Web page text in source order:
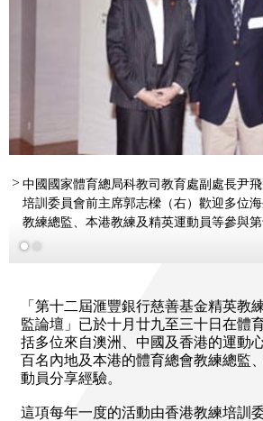
中國國家體育總局科教司教育處副處長尹
培訓委員會前主席郭志樑（右）歡迎多位
教練總監、本港教練及精英運動員等參與
「第十二屆滙豐銀行慈善基金精英教
監論壇」已於十月廿九至三十日在體
括多位來自澳洲、中國及香港的運動
百名內地及本港的體育總會教練總監
動員分享經驗。
這項每年一度的活動由香港教練培訓